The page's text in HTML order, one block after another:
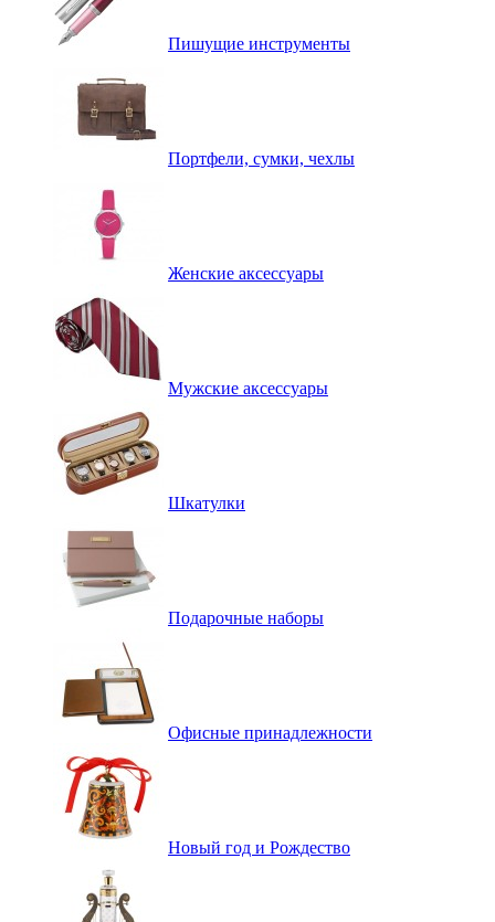
Пишущие инструменты
Портфели, сумки, чехлы
Женские аксессуары
Мужские аксессуары
Шкатулки
Подарочные наборы
Офисные принадлежности
Новый год и Рождество